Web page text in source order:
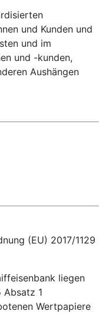
und Kunden und
und im
und -kunden,
Aushängen
(EU) 2017/1129
liegen
1
Wertpapiere